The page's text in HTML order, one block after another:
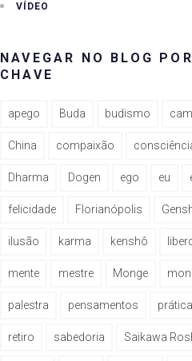
VÍDEO
NAVEGAR NO BLOG
CHAVE
apego Buda budismo
China compaixão
Dharma Dogen ego eu
felicidade Florianópolis
ilusão karma kenshô
mente mestre Monge
palestra pensamentos prática
retiro sabedoria Saikawa